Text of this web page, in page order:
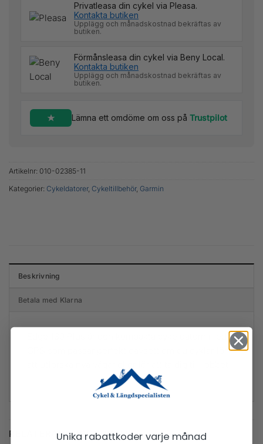
Privatleasa din cykel via Pleasa.
Kontakta butiken
Upplägg och månadskostnad bekräftas av
butiken.
Förmånsleasa din cykel via Beny Local.
Kontakta butiken
Upplägg och månadskostnad bekräftas av
butiken.
Lämna ett omdöme om oss på Trustpilot
Artikelnr: 010-02385-11
Kategorier: Cykeldatorer, Cykeltillbehör, Garmin
Beskrivning
Betala med Klarna
RELATERADE PRODUKTER
Unika rabattkoder varje månad